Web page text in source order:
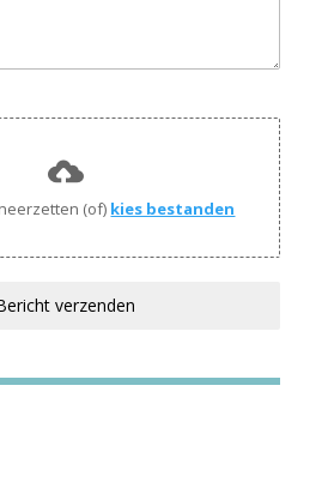
(of) kies bestanden
verzenden